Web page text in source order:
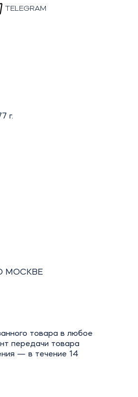
TELEGRAM
г.
МОСКВЕ
товара в любое
передачи товара
— в течение 14